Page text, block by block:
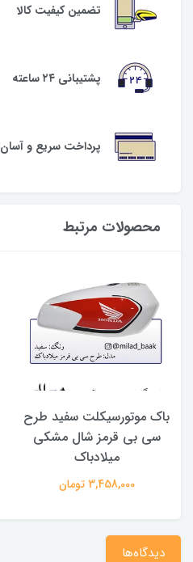
تضمین کیفیت کالا
پشتیبانی ۲۴ ساعته
پرداخت سریع و آسان
محصولات مرتبط
باک موتورسیکلت سفید طرح
سی بی قرمز شال مشکی
میلادباک
3,458,000 تومان
دیدگاه‌ها